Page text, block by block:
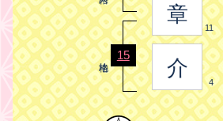
章
11
介
4
15